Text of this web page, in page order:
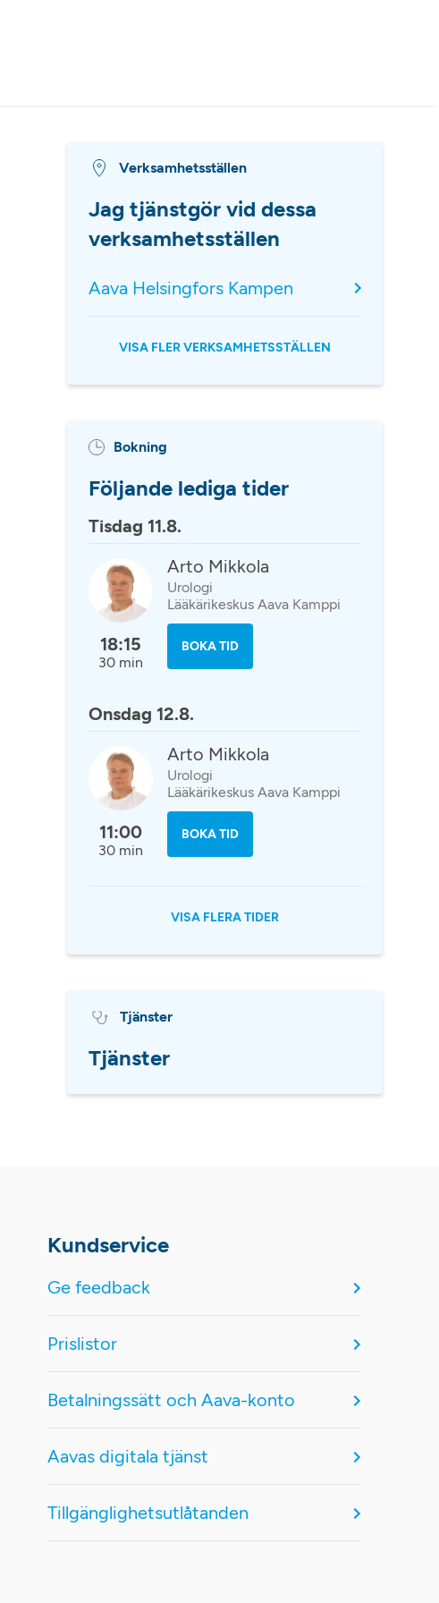
Verksamhetsställen
Jag tjänstgör vid dessa
verksamhetsställen
Aava Helsingfors Kampen
VISA FLER VERKSAMHETSSTÄLLEN
Bokning
Följande lediga tider
Tisdag 11.8.
18:15
30 min
Arto Mikkola
Urologi
Lääkärikeskus Aava Kamppi
BOKA TID
Onsdag 12.8.
11:00
30 min
Arto Mikkola
Urologi
Lääkärikeskus Aava Kamppi
BOKA TID
VISA FLERA TIDER
Tjänster
Tjänster
Kundservice
Ge feedback
Prislistor
Betalningssätt och Aava-konto
Aavas digitala tjänst
Tillgänglighetsutlåtanden